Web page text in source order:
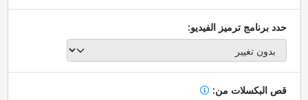
حدد برنامج ترميز الفيديو:
قص البكسلات من: